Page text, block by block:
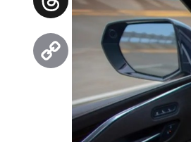
Threads
Link